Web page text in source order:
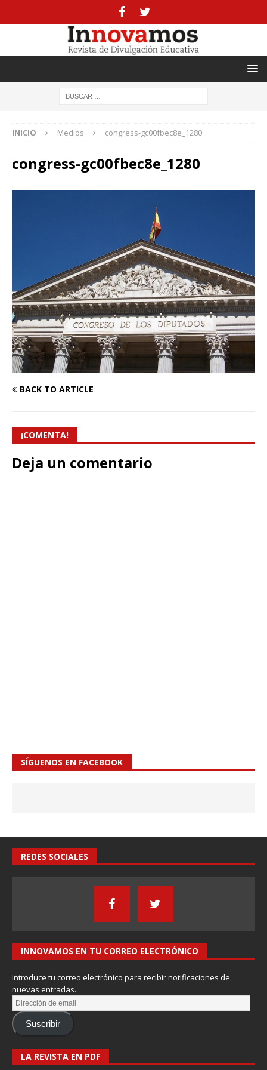
INICIO Medios congress-gc00fbec8e_1280
congress-gc00fbec8e_1280
BACK TO ARTICLE
¡COMENTA!
Deja un comentario
SÍGUENOS EN FACEBOOK
REDES SOCIALES
INNOVAMOS EN TU CORREO ELECTRÓNICO
Introduce tu correo electrónico para recibir notificaciones de
nuevas entradas.
Suscribir
LA REVISTA EN PDF